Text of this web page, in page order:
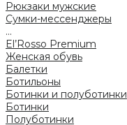
Рюкзаки мужские
Сумки-мессенджеры
...
El’Rosso Premium
Женская обувь
Балетки
Ботильоны
Ботинки и полуботинки
Ботинки
Полуботинки